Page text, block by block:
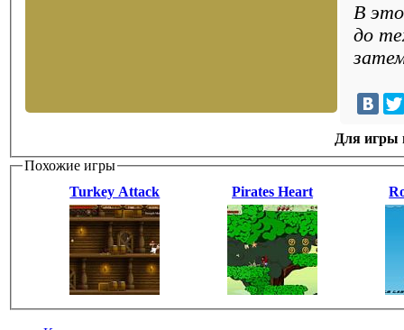
В
до
Для игры
Похожие игры
Turkey Attack
Pirates Heart